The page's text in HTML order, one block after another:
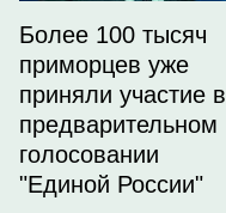
Более 100 тысяч
приморцев уже
приняли участие в
предварительном
голосовании
"Единой России"